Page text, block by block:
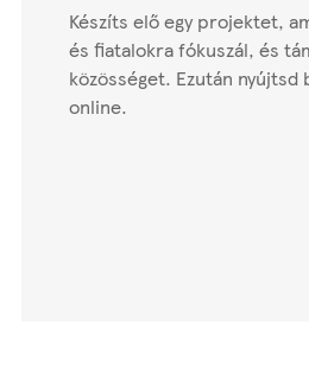
Készíts elő egy projektet,
és fiatalokra fókuszál, és
közösséget. Ezután nyújtsd
online.